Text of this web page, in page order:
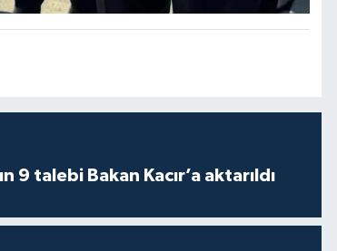
9 talebi Bakan Kacır’a aktarıldı